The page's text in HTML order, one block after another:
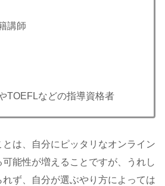
講師
TOEFLなどの指導資格者
は、自分にピッタリなオンライン
能性が増えることですが、うれし
ず、自分が選ぶやり方によっては